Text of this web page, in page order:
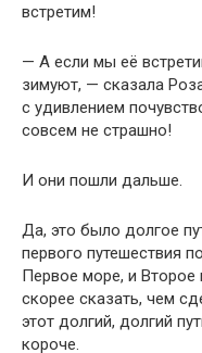
встретим!
— А если мы её
зимуют, — сказала
с удивлением
совсем не страшно!
И они пошли дальше.
Да, это было долгое
первого путешествия
Первое море, и Второе
скорее сказать, чем
этот долгий, долгий
короче.